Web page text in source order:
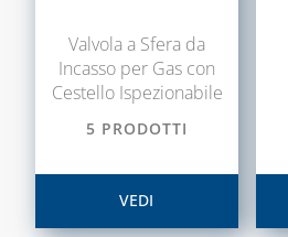
Valvola a Sfera da
Incasso per Gas con
Cestello Ispezionabile
5 PRODOTTI
VEDI